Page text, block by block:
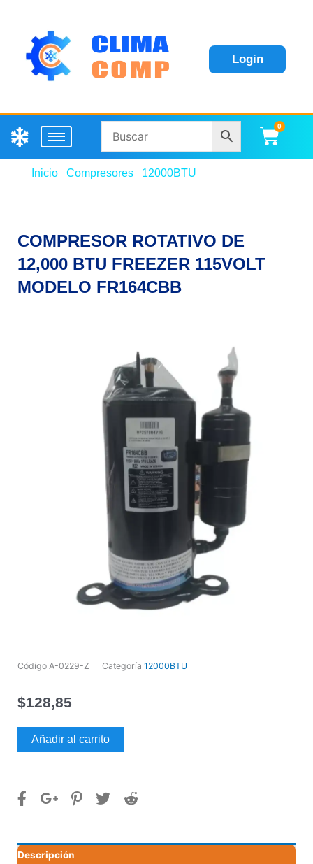
Login
0
Inicio Compresores 12000BTU
COMPRESOR ROTATIVO DE
12,000 BTU FREEZER 115VOLT
MODELO FR164CBB
Código A-0229-Z Categoría 12000BTU
$128,85
COMPRESOR
ROTATIVO
BTU
MODELO
FR164CBB
Añadir al carrito
Descripción